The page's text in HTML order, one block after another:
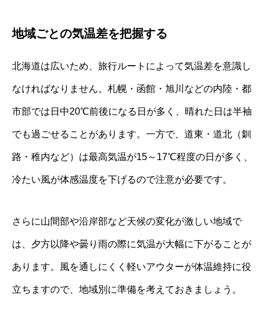
地域ごとの気温差を把握する
北海道は広いため、旅行ルートによって気温差を意識し
なければなりません。札幌・函館・旭川などの内陸・都
市部では日中20℃前後になる日が多く、晴れた日は半袖
でも過ごせることがあります。一方で、道東・道北（釧
路・稚内など）は最高気温が15～17℃程度の日が多く、
冷たい風が体感温度を下げるので注意が必要です。
さらに山間部や沿岸部など天候の変化が激しい地域で
は、夕方以降や曇り雨の際に気温が大幅に下がることが
あります。風を通しにくく軽いアウターが体温維持に役
立ちますので、地域別に準備を考えておきましょう。